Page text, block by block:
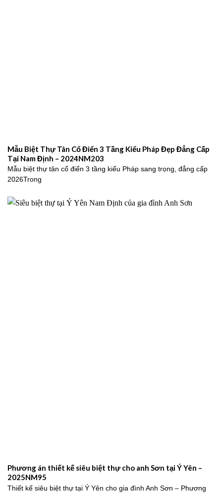
Mẫu Biệt Thự Tân Cổ Điển 3 Tầng Kiểu Pháp Đẹp Đẳng Cấp
Tại Nam Định – 2024NM203
Mẫu biệt thự tân cổ điển 3 tầng kiểu Pháp sang trọng, đẳng cấp
2026Trong
Phương án thiết kế siêu biệt thự cho anh Sơn tại Ý Yên –
2025NM95
Thiết kế siêu biệt thự tại Ý Yên cho gia đình Anh Sơn – Phương